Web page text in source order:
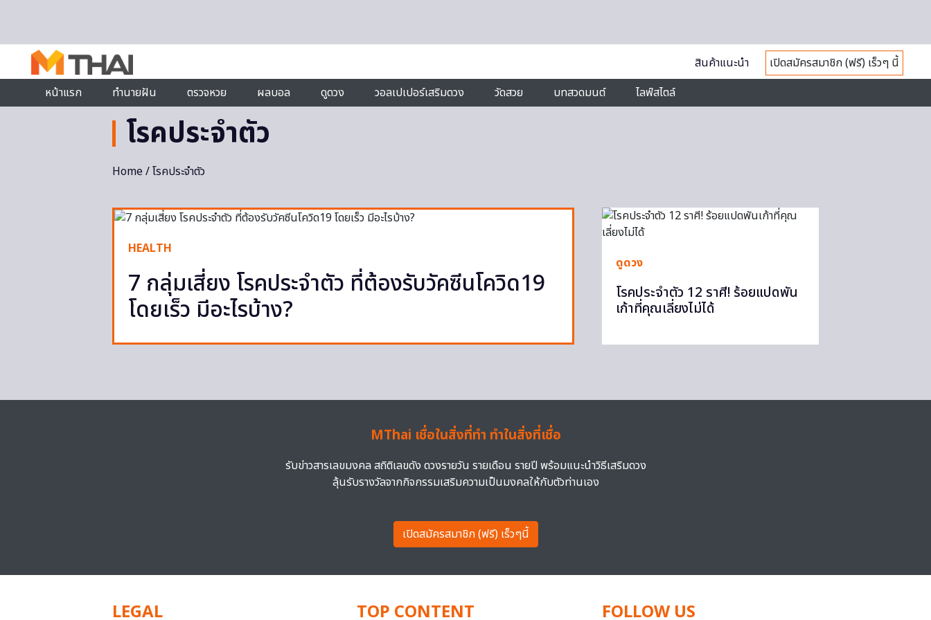
สินค้าแนะนำ
เปิดสมัครสมาชิก (ฟรี) เร็วๆ นี้
หน้าแรก
ทำนายฝัน ตรวจหวย ผลบอล ดูดวง วอลเปเปอร์เสริมดวง วัดสวย บทสวดมนต์ ไลฟ์สไตล์
โรคประจำตัว
Home/ โรคประจำตัว
HEALTH
7 กลุ่มเสี่ยง โรคประจำตัว ที่ต้องรับวัคซีนโควิด19
โดยเร็ว มีอะไรบ้าง?
ดูดวง
โรคประจำตัว 12 ราศี! ร้อยแปดพัน
เก้าที่คุณเลี่ยงไม่ได้
MThai เชื่อในสิ่งที่ทำ ทำในสิ่งที่เชื่อ
รับข่าวสารเลขมงคล สถิติเลขดัง ดวงรายวัน รายเดือน รายปี พร้อมแนะนำวิธีเสริมดวง
ลุ้นรับรางวัลจากกิจกรรมเสริมความเป็นมงคลให้กับตัวท่านเอง
เปิดสมัครสมาชิก (ฟรี) เร็วๆนี้
LEGAL TOP CONTENT FOLLOW US